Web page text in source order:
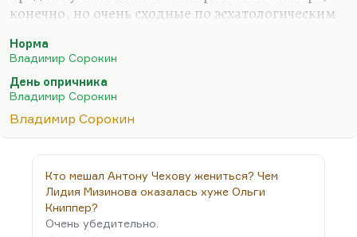
конечно, но очень сходные по эсхатологическим
Новикова: «В девяностые годы над каждым
издательством следовало вешать табличку «С
антиутопиями вход запрещён»»,— воспретить это
дело, немножко этого стало многовато.
Ну а проза двадцатых годов — тоже, господи
помилуй, сколько одинаковых вещей. И вы
сравните, кстати говоря, Маяковского и
Замятина. Маяковский, конечно, не читал
Замятина, тем более что «Мы» тогда по-русски не
был издан (ну, может быть,…
Норма
Владимир Сорокин
День опричника
Владимир Сорокин
Владимир Сорокин
Кто мешал Антону Чехову жениться? Чем
Лидия Мизинова оказалась хуже Ольги
Книппер?
Очень убедительно.